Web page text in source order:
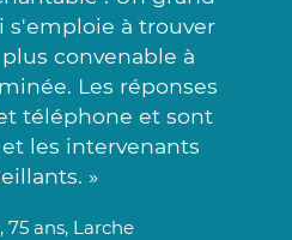
s'emploie à trouver
convenable à
Les réponses
téléphone et sont
les intervenants
»
, 75 ans, Larche